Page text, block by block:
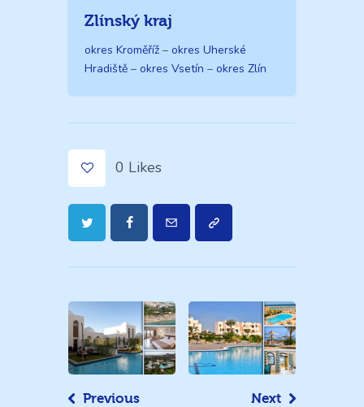
Zlínský kraj
okres Kroměříž – okres Uherské
Hradiště – okres Vsetín – okres Zlín
0 Likes
Navigace
pro
příspěvek
Previous
Next